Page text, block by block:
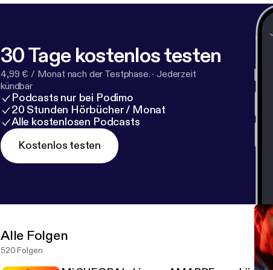
30 Tage kostenlos testen
4,99 € / Monat nach der Testphase. · Jederzeit
kündbar
Podcasts nur bei Podimo
20 Stunden Hörbücher / Monat
Alle kostenlosen Podcasts
Kostenlos testen
Alle Folgen
520 Folgen